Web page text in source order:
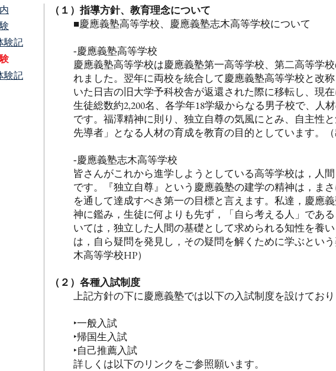
験記
験記
（１）指導方針、教育理念について
■慶應義塾高等学校、慶應義塾志木高等学校について
‐慶應義塾高等学校
慶應義塾高等学校は慶應義塾第一高等学校、第二高等学
れました。翌年に両校を統合して慶應義塾高等学校と改
いた日吉の旧大学予科校舎が返還された際に移転し、現在
生徒総数約2,200名、各学年18学級からなる男子校で、人
です。福澤精神に則り、独立自尊の気風にとみ、自主性
先導者」となる人材の育成を教育の目的としています。（
‐慶應義塾志木高等学校
皆さんがこれから進学しようとしている高等学校は，人
です。『独立自尊』という慶應義塾の建学の精神は，ま
を通して達成すべき第一の目標と言えます。私達，慶應
神に鑑み，生徒に何よりも先ず，「自ら考える人」であ
いては，独立した人間の基礎として求められる知性を養
は，自ら疑問を発見し，その疑問を解くために学ぶとい
木高等学校HP）
（２）各種入試制度
上記方針の下に慶應義塾では以下の入試制度を設けており
‣一般入試
‣帰国生入試
‣自己推薦入試
詳しくは以下のリンクをご参照願います。